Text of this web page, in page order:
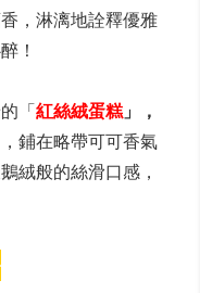
，淋漓地詮釋優雅
！
「 紅絲絨蛋糕 」，
鋪在略帶可可香氣
絨般的絲滑口感，